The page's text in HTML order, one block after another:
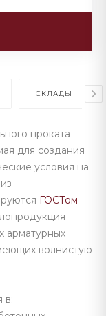
СКЛАДЫ
проката
для создания
условия на
ГОСТом
арматурных
волнистую
в: